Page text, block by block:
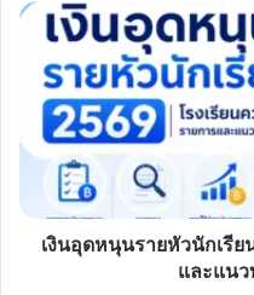
เงิน
อุดหนุน
ราย
นักเรียน
2569
โรงเรียน
รู้
รายการ
เงินอุดหนุนรายหัวนักเรีย
และแนว